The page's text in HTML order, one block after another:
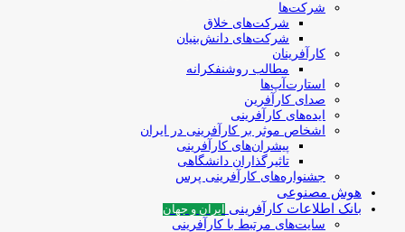
شرکت‌ها
شرکت‌های خلاق
شرکت‌های دانش‌بنیان
کارآفرینان
مطالب روشنفکرانه
استارت‌آپ‌ها
صدای کارآفرین
ایده‌های کارآفرینی
اشخاص موثر بر کارآفرینی در ایران
پیشران‌های کارآفرینی
تاثیرگذاران دانشگاهی
جشنواره‌های کارآفرینی‌ پرس
هوش مصنوعی
بانک اطلاعات کارآفرینی
ایران و جهان
سایت‌های مرتبط با کارآفرینی